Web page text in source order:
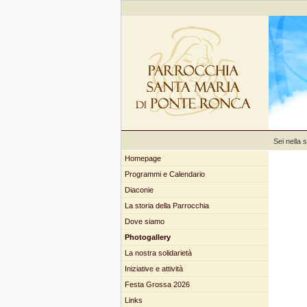
Sei nella
Homepage
Programmi e Calendario
Diaconie
La storia della Parrocchia
Dove siamo
Photogallery
La nostra solidarietà
Iniziative e attività
Festa Grossa 2026
Links